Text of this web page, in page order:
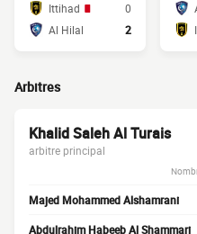
Ittihad
0
Al Hilal
2
Arbitres
Khalid Saleh Al Turais
arbitre principal
Majed Mohammed Alshamrani
Abdulrahim Habeeb Al Shammari